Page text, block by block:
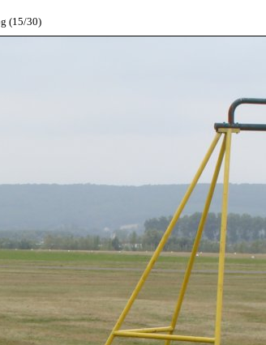
(15/30)